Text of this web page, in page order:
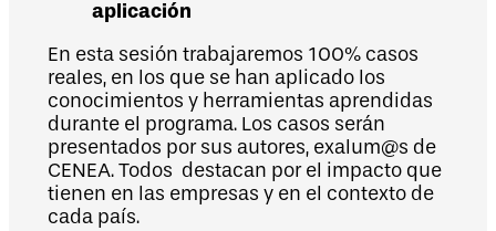
aplicación
En esta sesión trabajaremos 100% casos
reales, en los que se han aplicado los
conocimientos y herramientas aprendidas
durante el programa. Los casos serán
presentados por sus autores, exalum@s de
CENEA. Todos destacan por el impacto que
tienen en las empresas y en el contexto de
cada país.